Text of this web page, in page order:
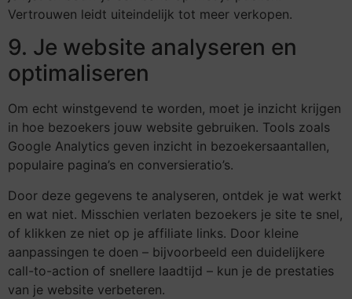
Vertrouwen leidt uiteindelijk tot meer verkopen.
9. Je website analyseren en
optimaliseren
Om echt winstgevend te worden, moet je inzicht krijgen
in hoe bezoekers jouw website gebruiken. Tools zoals
Google Analytics geven inzicht in bezoekersaantallen,
populaire pagina’s en conversieratio’s.
Door deze gegevens te analyseren, ontdek je wat werkt
en wat niet. Misschien verlaten bezoekers je site te snel,
of klikken ze niet op je affiliate links. Door kleine
aanpassingen te doen – bijvoorbeeld een duidelijkere
call-to-action of snellere laadtijd – kun je de prestaties
van je website verbeteren.